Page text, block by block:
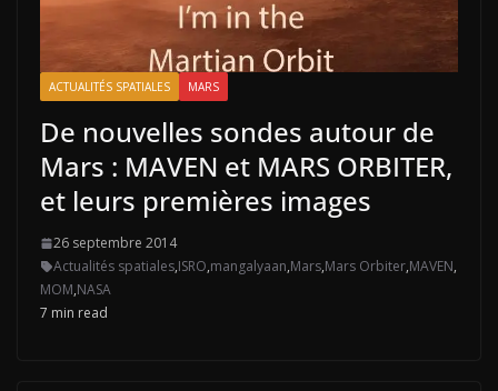
ACTUALITÉS SPATIALES MARS
De nouvelles sondes autour de
Mars : MAVEN et MARS ORBITER,
et leurs premières images
26 septembre 2014
Actualités spatiales,ISRO,mangalyaan,Mars,Mars Orbiter,MAVEN,
MOM,NASA
7 min read